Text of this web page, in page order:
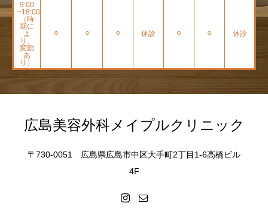
9:00
~18:00
（時
期に
よ
り、
変動
あ
り）
⚪︎ ⚪︎ ⚪︎ 休診 ⚪︎ ⚪︎ 休診
広島美容外科メイプルクリニック
〒730-0051 広島県広島市中区大手町2丁目1-6高橋ビル
4F